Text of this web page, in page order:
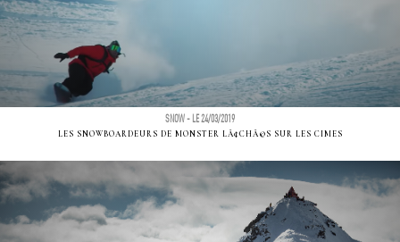
SNOW - LE 24/03/2019
LES SNOWBOARDEURS DE MONSTER LÃ¢CHÃ©S SUR LES CIMES